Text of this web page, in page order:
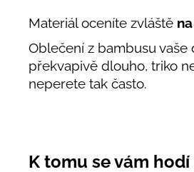
Materiál oceníte zvláště
Oblečení z bambusu vaše
překvapivě dlouho, triko
neperete tak často.